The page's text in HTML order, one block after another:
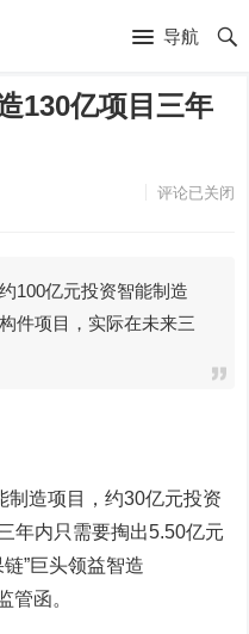
导航
130亿项目三年
评论已关闭
亿元投资智能制造
件项目，实际在未来三
造项目，约30亿元投资
年内只需要掏出5.50亿元
”巨头领益智造
管函。